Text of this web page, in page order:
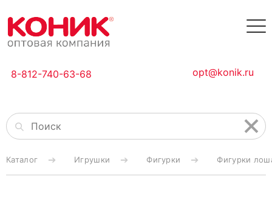
8-812-740-63-68 opt@konik.ru
Каталог Игрушки Фигурки Фигурки